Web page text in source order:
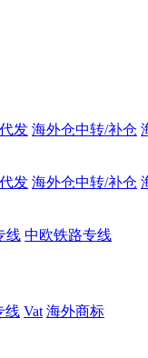
发 海外仓中转/补仓
发 海外仓中转/补仓
线 中欧铁路专线
线 Vat 海外商标